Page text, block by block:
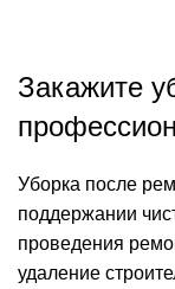
Закажите
Уборка после
поддержании
проведения
удаление